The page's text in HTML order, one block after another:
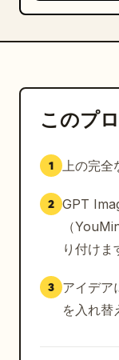
    "color_palette": "公式 FIFA ワールドカップ
された「
2026"
  "mood": [
    "エリート",
  ],
  "camera": {
このプ
1 上の完全
2 GPT
（
り付けま
3
アイデア
を入れ替